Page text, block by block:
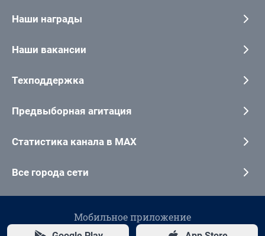
Наши награды
Наши вакансии
Техподдержка
Предвыборная агитация
Статистика канала в MAX
Все города сети
Мобильное приложение